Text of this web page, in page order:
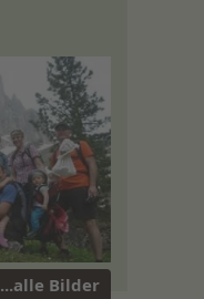
...alle Bilder